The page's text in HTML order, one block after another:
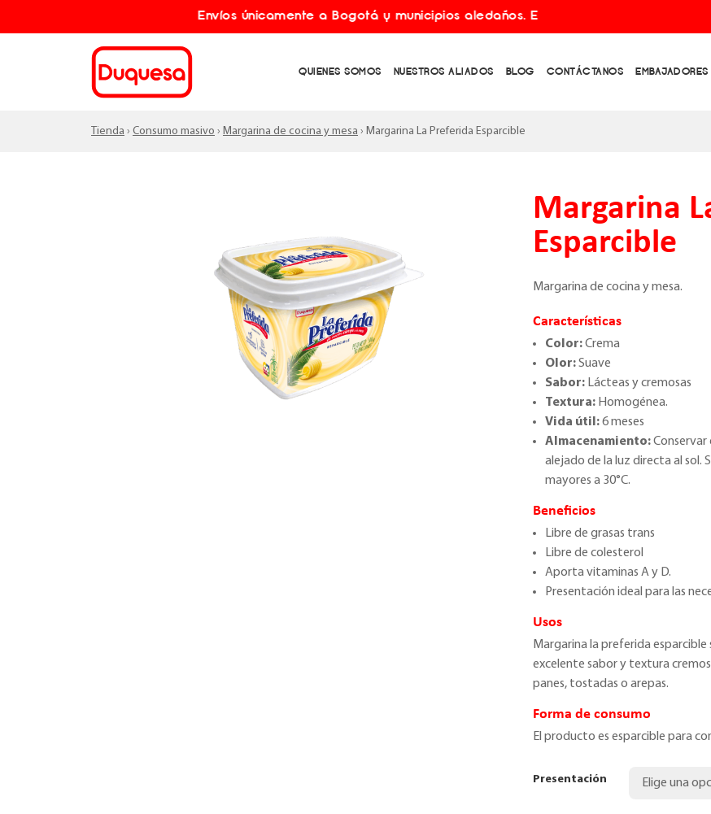
Envíos únicamente a Bogotá y municipios aledaños. Envíos gratis por compras
QUIENES SOMOS NUESTROS ALIADOS BLOG CONTÁCTANOS
Tienda › Consumo masivo › Margarina de cocina y mesa › Margarina La Preferida Esparcible
Margarina
Esparcible
Margarina de cocina y mesa.
Características
Color:Crema
Olor:Suave
Sabor: Lácteas y cremosas
Textura: Homogénea.
Vida útil:6 meses
Almacenamiento:Conservar
alejado de la luz directa al sol.
mayores a 30°C.
Beneficios
Libre de grasas trans
Libre de colesterol
Aporta vitaminas A y D.
Presentación ideal para las
Usos
Margarina la preferida
excelente sabor y textura
panes, tostadas o arepas.
Forma de consumo
El producto es esparcible para
Presentación